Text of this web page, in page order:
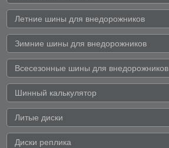
Летние шины для внедорожников
Зимние шины для внедорожников
Всесезонные шины для внедорожников
Шинный калькулятор
Литые диски
Диски реплика